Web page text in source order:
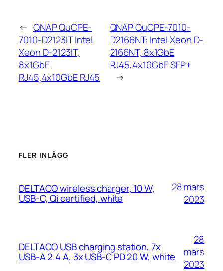
← QNAP QuCPE-
7010-D2123IT Intel
Xeon D-2123IT,
8x1GbE
RJ45,4x10GbE RJ45
QNAP QuCPE-7010-
D2166NT: Intel Xeon D-
2166NT, 8x1GbE
RJ45,4x10GbE SFP+
→
FLER INLÄGG
DELTACO wireless charger, 10 W,
USB-C, Qi certified, white
28 mars
2023
DELTACO USB charging station, 7x
USB-A 2.4 A, 3x USB-C PD 20 W, white
28
mars
2023